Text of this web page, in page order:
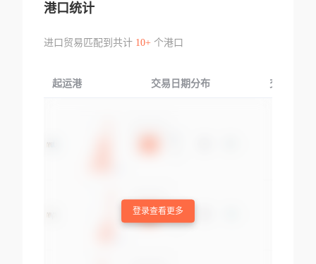
港口统计
进口贸易匹配到共计 10+个港口
起运港 交易日期分布 交易产品
登录查看更多